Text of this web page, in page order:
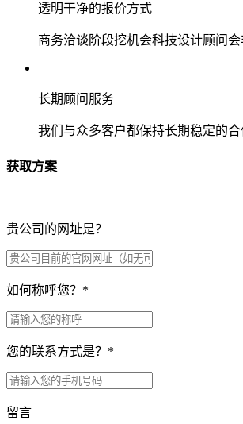
透明干净的报价方式
商务洽谈阶段挖机会科技设计顾问
长期顾问服务
我们与众多客户都保持长期稳定的
获取方案
贵公司的网址是？
如何称呼您？ *
您的联系方式是？ *
留言